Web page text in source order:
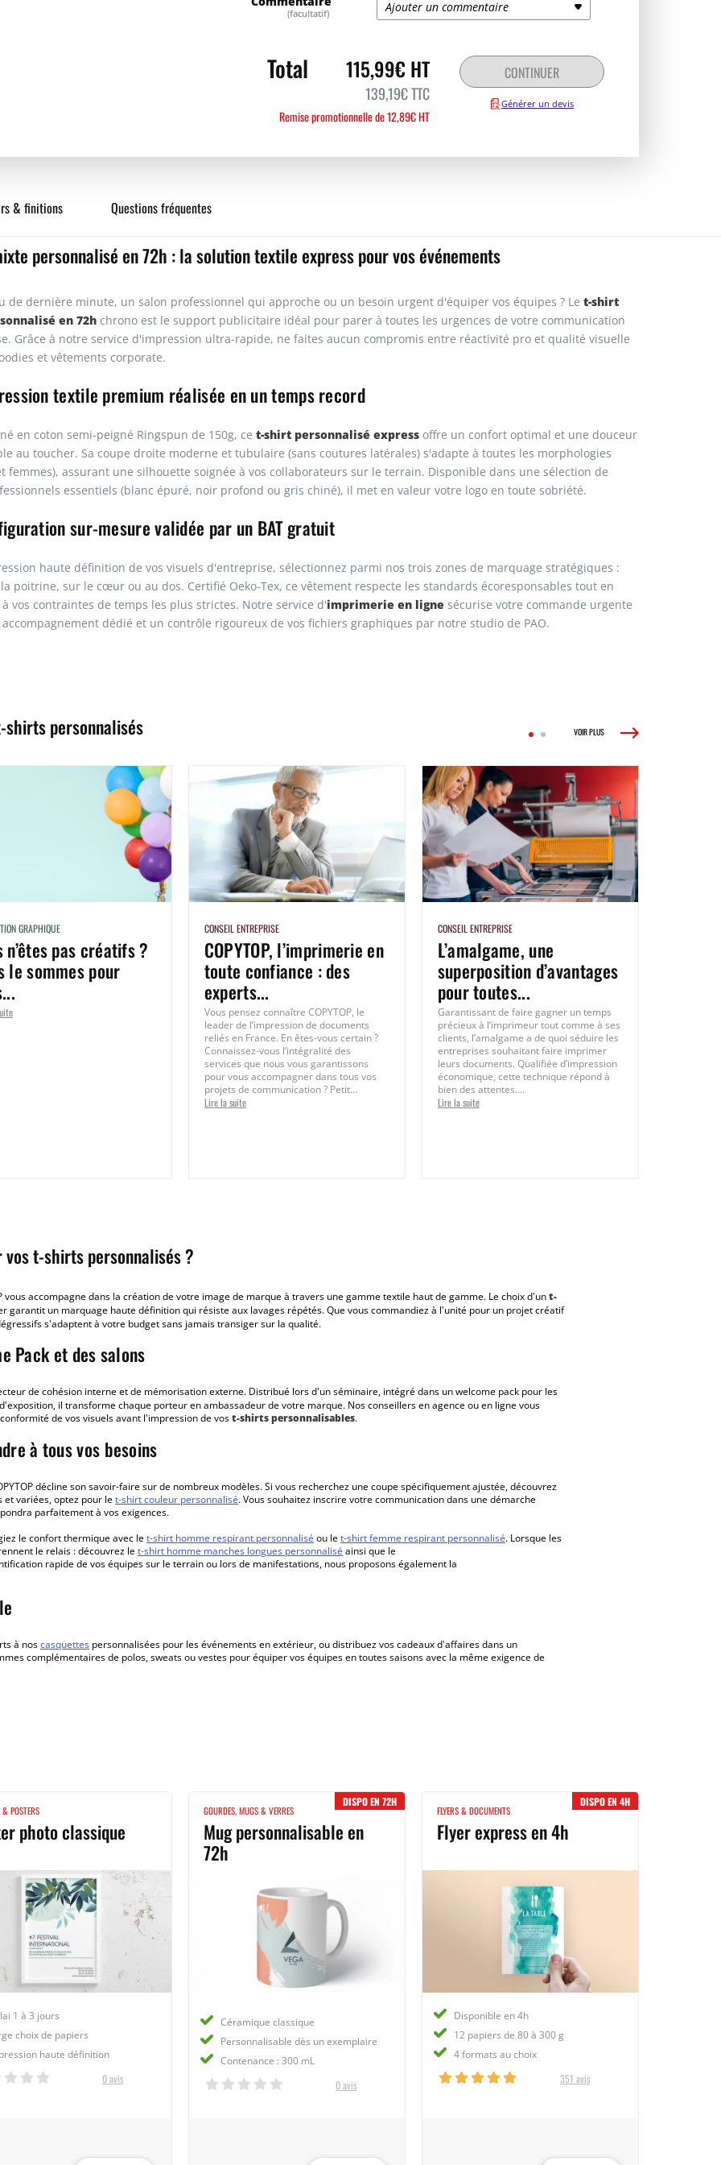
Demandez un devis
Pour toute commande supérieure à 10
rendu final.
Seulement après votre accord
, nous
lancerons l’impression.
(facultatif) Ajouter un commentaire
Total 115,99€ HT
139,19€ TTC
Remise promotionnellede 12,89€ HT
CONTINUER
Générer un devis
& finitions Questions fréquentes
personnalisé en 72h : la solution textile express pour vos événements
de dernière minute, un salon professionnel qui approche ou un besoin urgent d'équiper vos équipes ? Le t-shirt
en 72hchrono est le support publicitaire idéal pour parer à toutes les urgences de votre communication
Grâce à notre service d'impression ultra-rapide, ne faites aucun compromis entre réactivité pro et qualité visuelle
et vêtements corporate.
textile premium réalisée en un temps record
en coton semi-peigné Ringspun de 150g, ce t-shirt personnalisé expressoffre un confort optimal et une douceur
au toucher. Sa coupe droite moderne et tubulaire (sans coutures latérales) s'adapte à toutes les morphologies
femmes), assurant une silhouette soignée à vos collaborateurs sur le terrain. Disponible dans une sélection de
essentiels (blanc épuré, noir profond ou gris chiné), il met en valeur votre logo en toute sobriété.
sur-mesure validée par un BAT gratuit
haute définition de vos visuels d'entreprise, sélectionnez parmi nos trois zones de marquage stratégiques :
poitrine, sur le cœur ou au dos. Certifié Oeko-Tex, ce vêtement respecte les standards écoresponsables tout en
vos contraintes de temps les plus strictes. Notre service d'imprimerie en ligne sécurise votre commande urgente
dédié et un contrôle rigoureux de vos fichiers graphiques par notre studio de PAO.
shirts personnalisés VOIR PLUS
GRAPHIQUE
n’êtes pas créatifs ?
le sommes pour
CONSEIL ENTREPRISE
COPYTOP, l’imprimerie en
toute confiance : des
experts...
Vous pensez connaître COPYTOP, le
leader de l’impression de documents
reliés en France. En êtes-vous certain ?
Connaissez-vous l’intégralité des
services que nous vous garantissons
pour vous accompagner dans tous vos
projets de communication ? Petit...
Lire la suite
CONSEIL ENTREPRISE
L’amalgame, une
superposition d’avantages
pour toutes...
Garantissant de faire gagner un temps
précieux à l’imprimeur tout comme à ses
clients, l’amalgame a de quoi séduire les
entreprises souhaitant faire imprimer
leurs documents. Qualifiée d’impression
économique, cette technique répond à
bien des attentes....
Lire la suite
vos t-shirts personnalisés ?
vous accompagne dans la création de votre image de marque à travers une gamme textile haut de gamme. Le choix d'unt-
garantit un marquage haute définition qui résiste aux lavages répétés. Que vous commandiez à l'unité pour un projet créatif
s'adaptent à votre budget sans jamais transiger sur la qualité.
Pack et des salons
de cohésion interne et de mémorisation externe. Distribué lors d'un séminaire, intégré dans un welcome pack pour les
il transforme chaque porteur en ambassadeur de votre marque. Nos conseillers en agence ou en ligne vous
de vos visuels avant l'impression de vost-shirts personnalisables.
à tous vos besoins
décline son savoir-faire sur de nombreux modèles. Si vous recherchez une coupe spécifiquement ajustée, découvrez
et variées, optez pour let-shirt couleur personnalisé. Vous souhaitez inscrire votre communication dans une démarche
parfaitement à vos exigences.
le confort thermique avec let-shirt homme respirant personnalisé ou let-shirt femme respirant personnalisé. Lorsque les
le relais : découvrez let-shirt homme manches longues personnalisé ainsi que le
rapide de vos équipes sur le terrain ou lors de manifestations, nous proposons également la
à noscasquettes personnalisées pour les événements en extérieur, ou distribuez vos cadeaux d'affaires dans un
complémentaires de polos, sweats ou vestes pour équiper vos équipes en toutes saisons avec la même exigence de
& POSTERS
photo classique
1 à 3 jours
choix de papiers
haute définition
0 avis
DISPO EN 72H
GOURDES, MUGS & VERRES
Mug personnalisable en
72h
Céramique classique
Personnalisable dès un exemplaire
Contenance : 300 mL
0 avis
DISPO EN 4H
FLYERS & DOCUMENTS
Flyer express en 4h
Disponible en 4h
12 papiers de 80 à 300 g
4 formats au choix
351 avis